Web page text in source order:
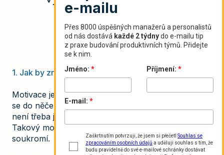
1. Jak by zněla vaše vlastní definice motivace?
Motivace je pro mě jednoduše řečeno důvod, proč
se do něčeho pustit, vytrvat, nevzdat se, i když to
není třeba jednoduché, a dotáhnout věci do konce.
Takový motor, který pohání člověka v práci i v
soukromí.